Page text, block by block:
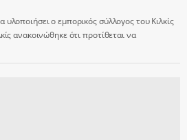
ο εμπορικός σύλλογος του Κιλκίς
ανακοινώθηκε ότι προτίθεται να